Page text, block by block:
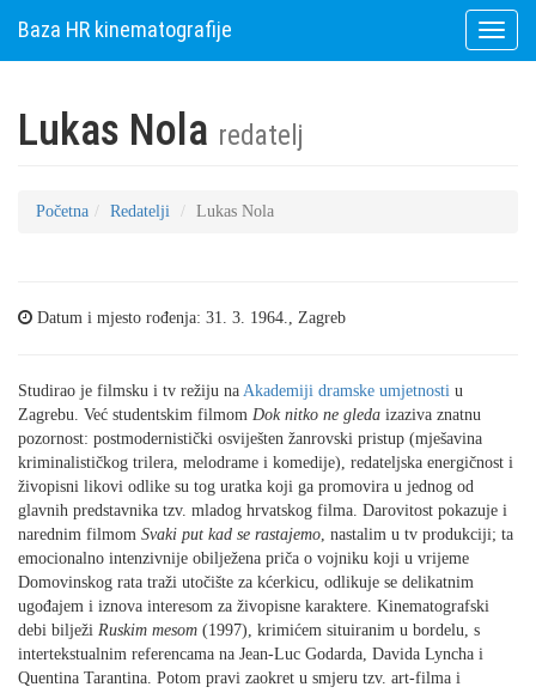
Toggle
Baza HR kinematografije
Lukas Nola redatelj
Početna Redatelji Lukas Nola
Datum i mjesto rođenja: 31. 3. 1964., Zagreb
Studirao je filmsku i tv režiju na Akademiji dramske umjetnosti u
Zagrebu. Već studentskim filmom Dok nitko ne gleda izaziva znatnu
pozornost: postmodernistički osviješten žanrovski pristup (mješavina
kriminalističkog trilera, melodrame i komedije), redateljska energičnost i
živopisni likovi odlike su tog uratka koji ga promovira u jednog od
glavnih predstavnika tzv. mladog hrvatskog filma. Darovitost pokazuje i
narednim filmom Svaki put kad se rastajemo, nastalim u tv produkciji; ta
emocionalno intenzivnije obilježena priča o vojniku koji u vrijeme
Domovinskog rata traži utočište za kćerkicu, odlikuje se delikatnim
ugođajem i iznova interesom za živopisne karaktere. Kinematografski
debi bilježi Ruskim mesom (1997), krimićem situiranim u bordelu, s
intertekstualnim referencama na Jean-Luc Godarda, Davida Lyncha i
Quentina Tarantina. Potom pravi zaokret u smjeru tzv. art-filma i